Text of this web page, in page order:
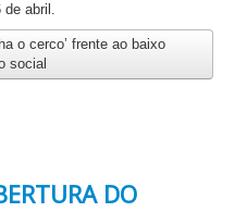
de abril.
o cerco’ frente ao baixo
social
DO